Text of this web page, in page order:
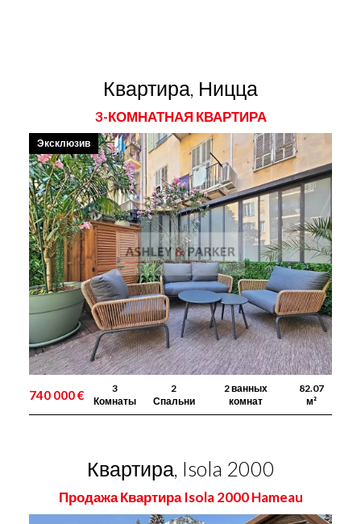
Квартира, Ницца
3-КОМНАТНАЯ КВАРТИРА
740 000 €
3
Комнаты
2
Спальни
2 ванных
комнат
82.07
м²
Эксклюзив
Квартира, Isola 2000
Продажа Квартира Isola 2000 Hameau